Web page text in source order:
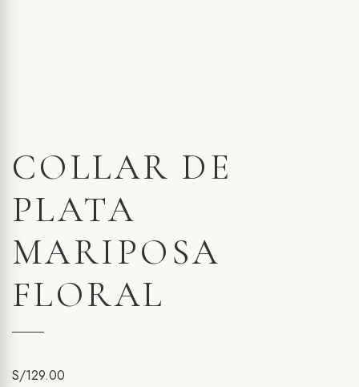
COLLAR DE
PLATA
MARIPOSA
FLORAL
S/129.00